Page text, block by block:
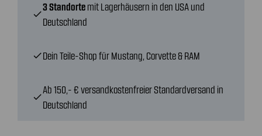
check
3 Standorte mit Lagerhäusern in den USA und
Deutschland
checkDein Teile-Shop für Mustang, Corvette & RAM
check
Ab 150,- € versandkostenfreier Standardversand in
Deutschland